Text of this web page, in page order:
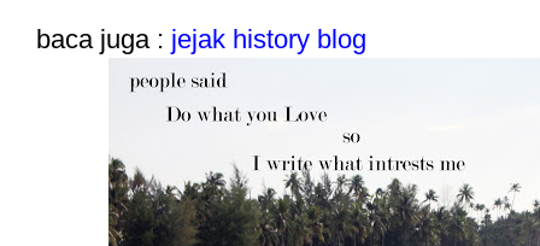
baca juga : jejak history blog